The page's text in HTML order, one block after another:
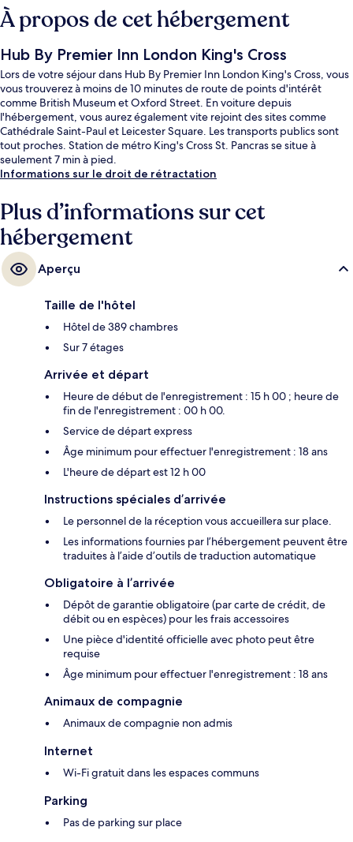
À propos de cet hébergement
Hub By Premier Inn London King's Cross
Lors de votre séjour dans Hub By Premier Inn London King's Cross, vous
vous trouverez à moins de 10 minutes de route de points d'intérêt
comme British Museum et Oxford Street. En voiture depuis
l'hébergement, vous aurez également vite rejoint des sites comme
Cathédrale Saint-Paul et Leicester Square. Les transports publics sont
tout proches. Station de métro King's Cross St. Pancras se situe à
seulement 7 min à pied.
Informations sur le droit de rétractation
Plus d’informations sur cet
hébergement
Aperçu
Taille de l'hôtel
Hôtel de 389 chambres
Sur 7 étages
Arrivée et départ
Heure de début de l'enregistrement : 15 h 00 ; heure de
fin de l'enregistrement : 00 h 00.
Service de départ express
Âge minimum pour effectuer l'enregistrement : 18 ans
L'heure de départ est 12 h 00
Instructions spéciales d’arrivée
Le personnel de la réception vous accueillera sur place.
Les informations fournies par l’hébergement peuvent être
traduites à l’aide d’outils de traduction automatique
Obligatoire à l’arrivée
Dépôt de garantie obligatoire (par carte de crédit, de
débit ou en espèces) pour les frais accessoires
Une pièce d'identité officielle avec photo peut être
requise
Âge minimum pour effectuer l'enregistrement : 18 ans
Animaux de compagnie
Animaux de compagnie non admis
Internet
Wi-Fi gratuit dans les espaces communs
Parking
Pas de parking sur place